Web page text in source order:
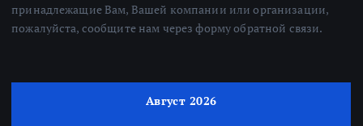
принадлежащие Вам, Вашей компании или организации,
пожалуйста, сообщите нам через форму обратной связи.
Август 2026